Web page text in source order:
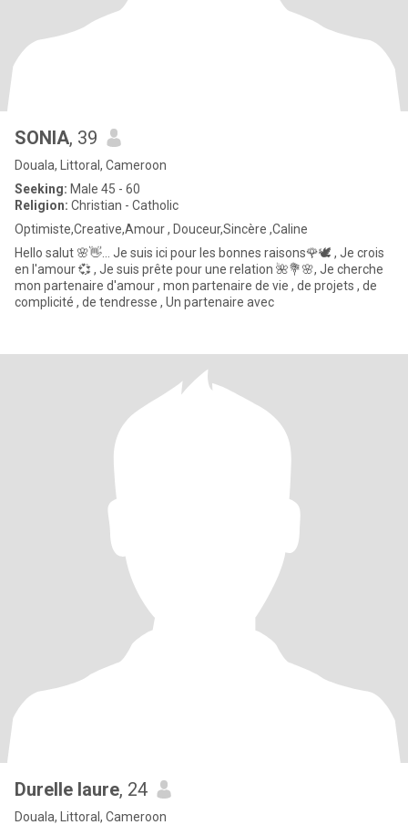
SONIA, 39
Douala, Littoral, Cameroon
Seeking: Male 45 - 60
Religion: Christian - Catholic
Optimiste,Creative,Amour , Douceur,Sincère ,Caline
Hello salut 🌸👋... Je suis ici pour les bonnes raisons🌹🕊️ , Je crois
en l'amour 💞 , Je suis prête pour une relation 🌺💐🌸, Je cherche
mon partenaire d'amour , mon partenaire de vie , de projets , de
complicité , de tendresse , Un partenaire avec
Durelle laure, 24
Douala, Littoral, Cameroon